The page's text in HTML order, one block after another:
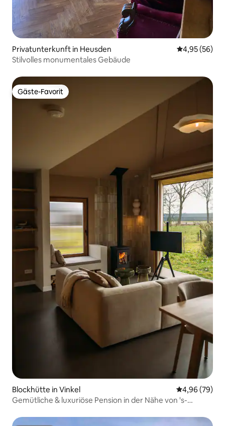
Privatunterkunft in Heusden
4,95 (56)
Stilvolles monumentales Gebäude
Gäste-Favorit
Gäste-Favorit
Blockhütte in Vinkel
4,96 (79)
Gemütliche & luxuriöse Pension in der Nähe von 's-